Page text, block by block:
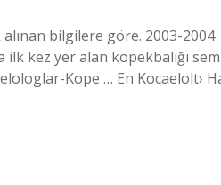
bilgilere göre. 2003-2004
kez yer alan köpekbalığı
Kope … En Kocaelolt›